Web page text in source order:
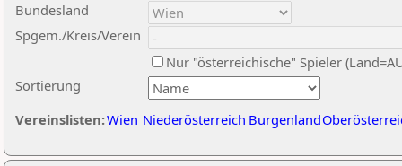
Sortierung
Bundesland
Spgem./Kreis/Verein
Nur "österreichische" Spieler
Vereinslisten:Wien Niederösterreich Burgenland